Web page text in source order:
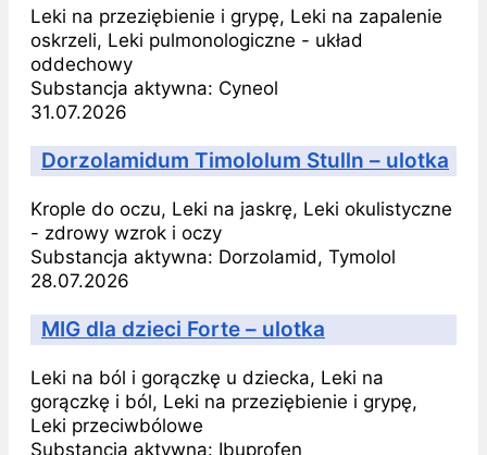
Leki na przeziębienie i grypę, Leki na zapalenie
oskrzeli, Leki pulmonologiczne - układ
oddechowy
Substancja aktywna: Cyneol
31.07.2026
Dorzolamidum Timololum Stulln – ulotka
Krople do oczu, Leki na jaskrę, Leki okulistyczne
- zdrowy wzrok i oczy
Substancja aktywna: Dorzolamid, Tymolol
28.07.2026
MIG dla dzieci Forte – ulotka
Leki na ból i gorączkę u dziecka, Leki na
gorączkę i ból, Leki na przeziębienie i grypę,
Leki przeciwbólowe
Substancja aktywna: Ibuprofen